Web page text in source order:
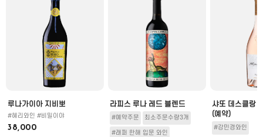
루나가이아 지비뽀
#혜리와인 #비밀이야
38,000
라피스 루나 레드 블렌드
#예약주문 최소주문수량3개
#래퍼 한해 입문 와인
샤또 데스클랑
(예약)
#강민경와인